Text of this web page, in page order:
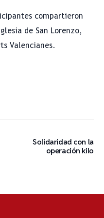
compartieron
de San Lorenzo,
Valencianes.
Solidaridad con la
operación kilo